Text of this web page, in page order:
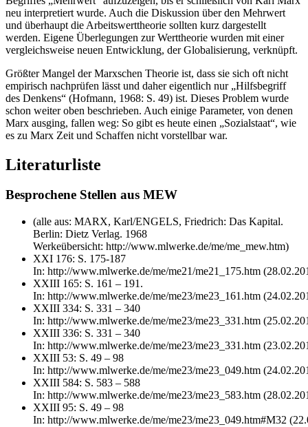
neu interpretiert wurde. Auch die Diskussion über den Mehrwert
und überhaupt die Arbeitswerttheorie sollten kurz dargestellt
werden. Eigene Überlegungen zur Werttheorie wurden mit einer
vergleichsweise neuen Entwicklung, der Globalisierung, verknüpft.
Größter Mangel der Marxschen Theorie ist, dass sie sich oft nicht
empirisch nachprüfen lässt und daher eigentlich nur „Hilfsbegriff
des Denkens“ (Hofmann, 1968: S. 49) ist. Dieses Problem wurde
schon weiter oben beschrieben. Auch einige Parameter, von denen
Marx ausging, fallen weg: So gibt es heute einen „Sozialstaat“, wie
es zu Marx Zeit und Schaffen nicht vorstellbar war.
Literaturliste
Besprochene Stellen aus MEW
(alle aus: MARX, Karl/ENGELS, Friedrich: Das Kapital.
Berlin: Dietz Verlag. 1968
Werkeübersicht: http://www.mlwerke.de/me/me_mew.htm)
XXI 176: S. 175-187
In: http://www.mlwerke.de/me/me21/me21_175.htm
XXIII 165: S. 161 – 191.
In: http://www.mlwerke.de/me/me23/me23_161.htm
XXIII 334: S. 331 – 340
In: http://www.mlwerke.de/me/me23/me23_331.htm
XXIII 336: S. 331 – 340
In: http://www.mlwerke.de/me/me23/me23_331.htm
XXIII 53: S. 49 – 98
In: http://www.mlwerke.de/me/me23/me23_049.htm
XXIII 584: S. 583 – 588
In: http://www.mlwerke.de/me/me23/me23_583.htm
XXIII 95: S. 49 – 98
In: http://www.mlwerke.de/me/me23/me23_049.htm#M32